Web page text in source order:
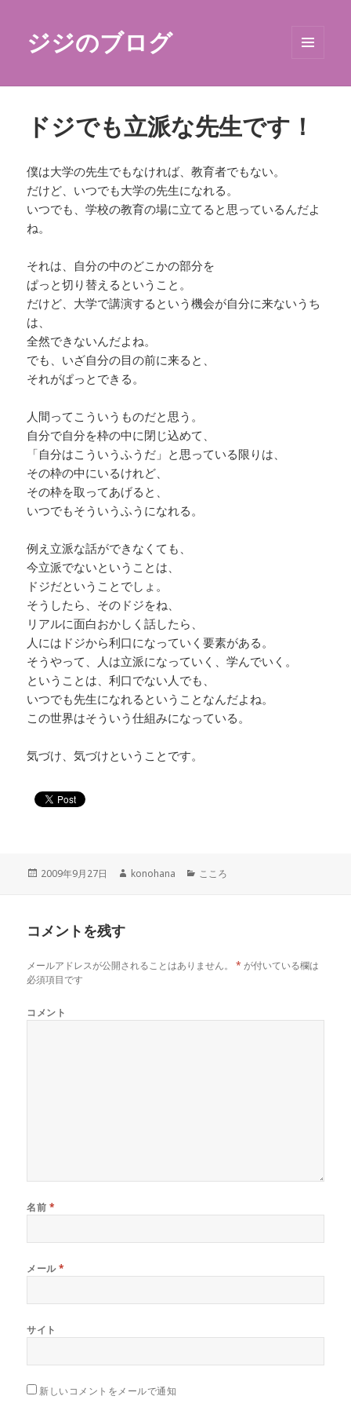
ジジのブログ
ドジでも立派な先生です！
僕は大学の先生でもなければ、教育者でもない。
だけど、いつでも大学の先生になれる。
いつでも、学校の教育の場に立てると思っているんだよ
ね。
それは、自分の中のどこかの部分を
ぱっと切り替えるということ。
だけど、大学で講演するという機会が自分に来ないうち
は、
全然できないんだよね。
でも、いざ自分の目の前に来ると、
それがぱっとできる。
人間ってこういうものだと思う。
自分で自分を枠の中に閉じ込めて、
「自分はこういうふうだ」と思っている限りは、
その枠の中にいるけれど、
その枠を取ってあげると、
いつでもそういうふうになれる。
例え立派な話ができなくても、
今立派でないということは、
ドジだということでしょ。
そうしたら、そのドジをね、
リアルに面白おかしく話したら、
人にはドジから利口になっていく要素がある。
そうやって、人は立派になっていく、学んでいく。
ということは、利口でない人でも、
いつでも先生になれるということなんだよね。
この世界はそういう仕組みになっている。
気づけ、気づけということです。
投
2009年9月27日
作
konohana
カ
こころ
コメントを残す
メールアドレスが公開されることはありません。 * が付いている欄は
必須項目です
コメント
名前 *
メール*
サイト
新しいコメントをメールで通知